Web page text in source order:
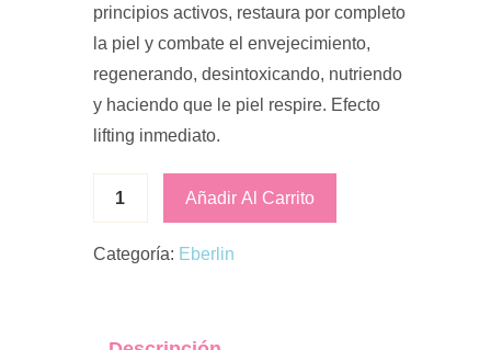
principios activos, restaura por completo
la piel y combate el envejecimiento,
regenerando, desintoxicando, nutriendo
y haciendo que le piel respire. Efecto
lifting inmediato.
Añadir Al Carrito
Categoría: Eberlin